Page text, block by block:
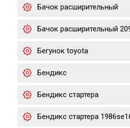
Бачок расширительный
Бачок расширительный
Бегунок toyota
Бендикс
Бендикс стартера
Бендикс стартера